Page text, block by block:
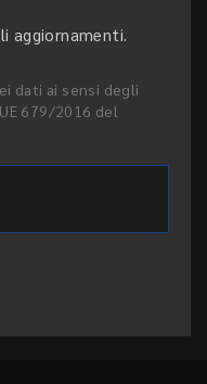
aggiornamenti.
dati ai sensi degli
679/2016 del